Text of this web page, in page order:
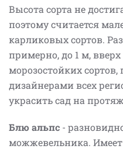
Высота сорта не
поэтому считается
карликовых сортов.
примерно, до 1 м,
морозостойких
дизайнерами всех
украсить сад на
Блю альпс -
можжевельника.